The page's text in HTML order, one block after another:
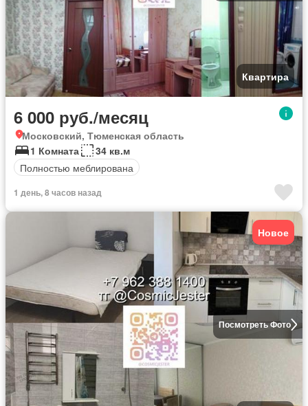
Квартира
6 000 руб./месяц
Московский, Тюменская область
1 Комната
34 кв.м
Полностью меблирована
1 день, 8 часов назад
Посмотреть Фото
Новое